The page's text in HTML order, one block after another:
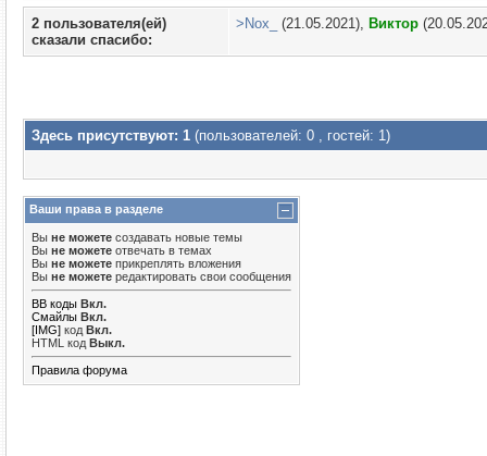
2 пользователя(ей)
сказали cпасибо:
>Nox_ (21.05.2021), Виктор
Здесь присутствуют: 1 (пользователей: 0 , гостей: 1)
Ваши права в разделе
Вы не можете создавать новые темы
Вы не можете отвечать в темах
Вы не можете прикреплять вложения
Вы не можете редактировать свои сообщения
BB коды Вкл.
Смайлы Вкл.
[IMG] код Вкл.
HTML код Выкл.
Правила форума